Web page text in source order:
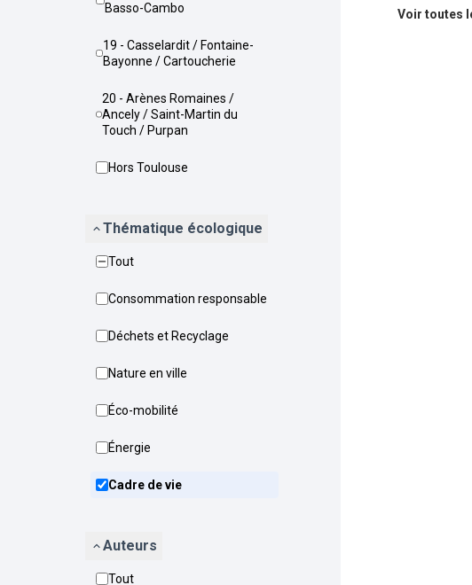
Basso-Cambo
19 - Casselardit / Fontaine-
Bayonne / Cartoucherie
20 - Arènes Romaines /
Ancely / Saint-Martin du
Touch / Purpan
Hors Toulouse
Thématique écologique
Tout
Consommation responsable
Déchets et Recyclage
Nature en ville
Éco-mobilité
Énergie
Cadre de vie
Auteurs
Tout
Voir toutes